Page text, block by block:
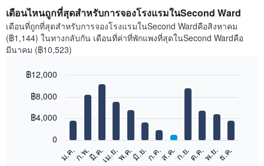
เดือนไหนถูกที่สุดสำหรับการจองโรงแรมในSecond Ward
เดือนที่ถูกที่สุดสำหรับการจองโรงแรมในSecond Wardคือสิงหาคม
(฿1,144) ในทางกลับกัน เดือนที่ค่าที่พักแพงที่สุดในSecond Wardคือ
มีนาคม (฿10,523)
chart
graphic.
ม.ค.ก.พ.มี.ค.เม.ย.พ.ค.มิ.ย.ก.ค.ส.ค.ก.ย.ต.ค.พ.ย.ธ.ค.
0
฿4,000
฿8,000
฿12,000